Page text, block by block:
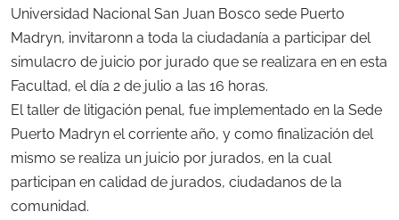
Universidad Nacional San Juan Bosco sede Puerto
Madryn, invitaronn a toda la ciudadanía a participar del
simulacro de juicio por jurado que se realizara en en esta
Facultad, el día 2 de julio a las 16 horas.
El taller de litigación penal, fue implementado en la Sede
Puerto Madryn el corriente año, y como finalización del
mismo se realiza un juicio por jurados, en la cual
participan en calidad de jurados, ciudadanos de la
comunidad.